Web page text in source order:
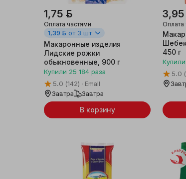
Спорт, туризм
Досуг и хобби
Книги и канцелярия
Автотовары
Женская одежда и
аксессуары
Детская одежда
1,75 ƃ
Оплата частями
1,39 ƃ от 3 шт
Макаронные изделия
Лидские рожки
обыкновенные, 900 г
Купили 25 184 раза
5.0 (142)
Emall
Завтра
Завтра
В корзину
Оплата
450 г
Купили
5.0